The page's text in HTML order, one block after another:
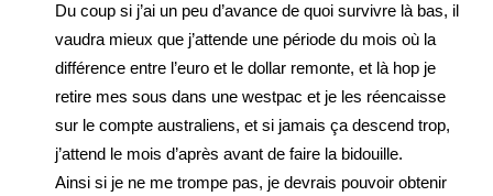
Du coup si j’ai un peu d’avance de quoi survivre là bas, il
vaudra mieux que j’attende une période du mois où la
différence entre l’euro et le dollar remonte, et là hop je
retire mes sous dans une westpac et je les réencaisse
sur le compte australiens, et si jamais ça descend trop,
j’attend le mois d’après avant de faire la bidouille.
Ainsi si je ne me trompe pas, je devrais pouvoir obtenir